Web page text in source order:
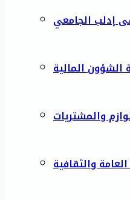
إدلب الجامعي
الشؤون المالية
والمشتريات
والثقافية